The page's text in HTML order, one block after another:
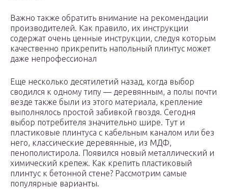
Важно также обратить внимание на рекомендации
производителей. Как правило, их инструкции
содержат очень ценные инструкции, следуя которым
качественно прикрепить напольный плинтус может
даже непрофессионал
Еще несколько десятилетий назад, когда выбор
сводился к одному типу — деревянным, а полы почти
везде также были из этого материала, крепление
выполнялось простой забивкой гвоздя. Сегодня
выбор потребителя значительно шире. Тут и
пластиковые плинтуса с кабельным каналом или без
него, классические деревянные, из МДФ,
пенополистирола. Появился новый металлический и
химический крепеж. Как крепить пластиковый
плинтус к бетонной стене? Рассмотрим самые
популярные варианты.